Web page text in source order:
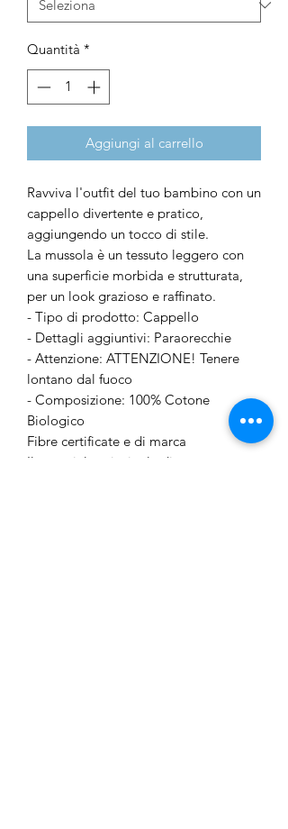
Quantità *
Aggiungi al carrello
Ravviva l'outfit del tuo bambino con un
cappello divertente e pratico,
aggiungendo un tocco di stile.
La mussola è un tessuto leggero con
una superficie morbida e strutturata,
per un look grazioso e raffinato.
- Tipo di prodotto: Cappello
- Dettagli aggiuntivi: Paraorecchie
- Attenzione: ATTENZIONE! Tenere
lontano dal fuoco
- Composizione: 100% Cotone
Biologico
Fibre certificate e di marca
Il materiale principale di questo